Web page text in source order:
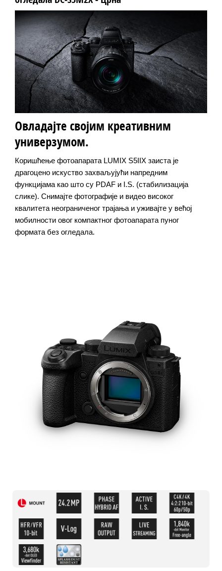
Овладајте својим креативним
универзумом.
Коришћење фотоапарата LUMIX S5IIX заиста је
драгоцено искуство захваљујући напредним
функцијама као што су PDAF и I.S. (стабилизација
слике). Снимајте фотографије и видео високог
квалитета неограниченог трајања и уживајте у већој
мобилности овог компактног фотоапарата пуног
формата без огледала.